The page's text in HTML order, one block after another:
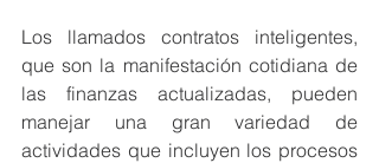
Los llamados contratos inteligentes,
que son la manifestación cotidiana de
las finanzas actualizadas, pueden
manejar una gran variedad de
actividades que incluyen los procesos